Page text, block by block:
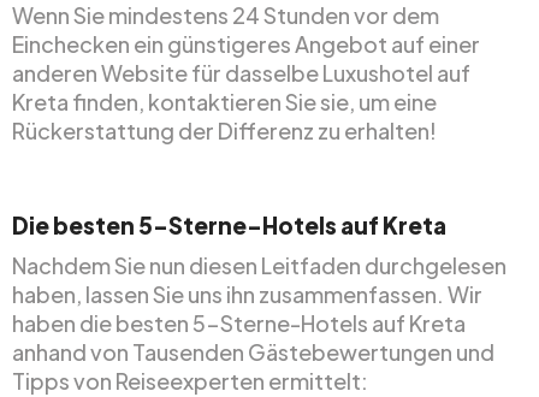
Wenn Sie mindestens 24 Stunden vor dem
Einchecken ein günstigeres Angebot auf einer
anderen Website für dasselbe Luxushotel auf
Kreta finden, kontaktieren Sie sie, um eine
Rückerstattung der Differenz zu erhalten!
Die besten 5-Sterne-Hotels auf Kreta
Nachdem Sie nun diesen Leitfaden durchgelesen
haben, lassen Sie uns ihn zusammenfassen. Wir
haben die besten 5-Sterne-Hotels auf Kreta
anhand von Tausenden Gästebewertungen und
Tipps von Reiseexperten ermittelt: